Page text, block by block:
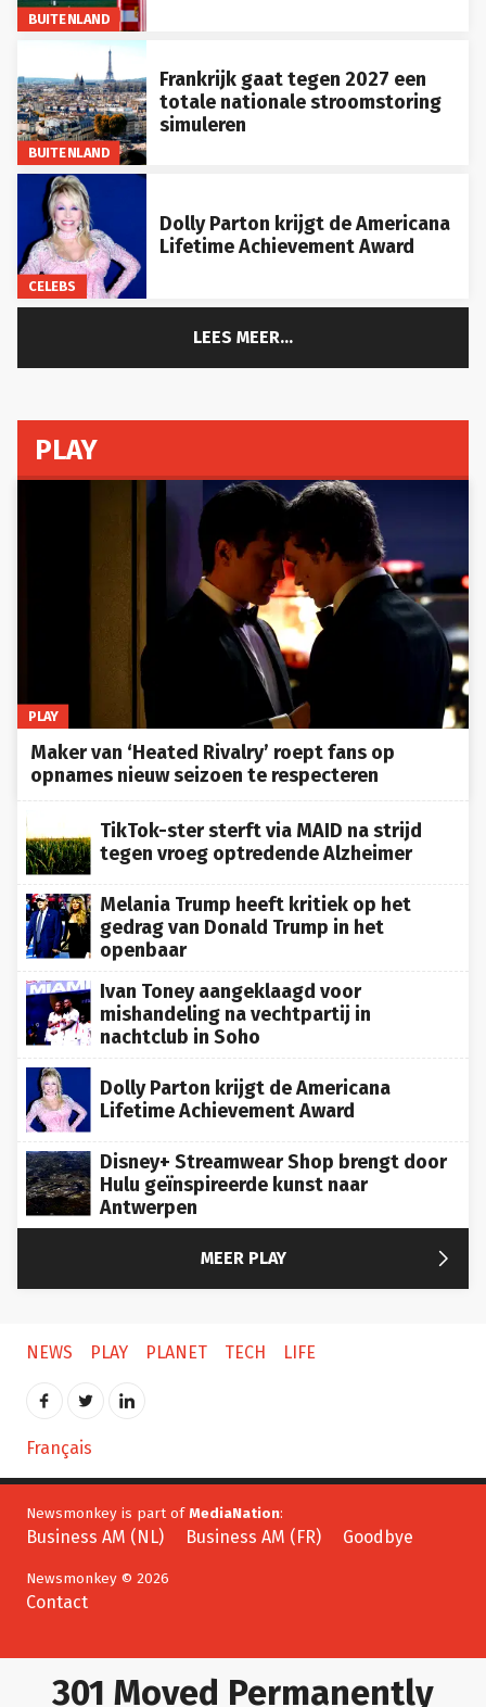
BUITENLAND
BUITENLAND
Frankrijk gaat tegen 2027 een
totale nationale stroomstoring
simuleren
CELEBS
Dolly Parton krijgt de Americana
Lifetime Achievement Award
LEES MEER...
PLAY
PLAY
Maker van ‘Heated Rivalry’ roept fans op
opnames nieuw seizoen te respecteren
TikTok-ster sterft via MAID na strijd
tegen vroeg optredende Alzheimer
Melania Trump heeft kritiek op het
gedrag van Donald Trump in het
openbaar
Ivan Toney aangeklaagd voor
mishandeling na vechtpartij in
nachtclub in Soho
Dolly Parton krijgt de Americana
Lifetime Achievement Award
Disney+ Streamwear Shop brengt door
Hulu geïnspireerde kunst naar
Antwerpen
MEER PLAY 
NEWS PLAY PLANET TECH LIFE
Français
Newsmonkey is part of MediaNation
Business AM (NL) Business AM (FR) Goodbye
Newsmonkey © 2026
Contact
301 Moved Permanently